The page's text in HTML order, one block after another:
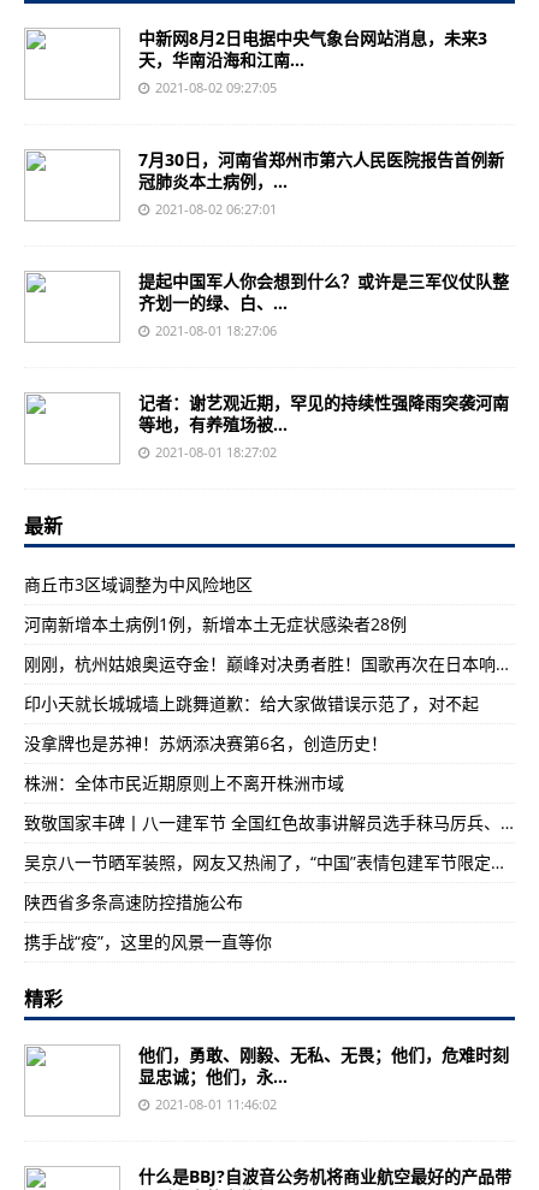
中新网8月2日电据中央气象台网站消息，未来3
天，华南沿海和江南...
2021-08-02 09:27:05
7月30日，河南省郑州市第六人民医院报告首例新
冠肺炎本土病例，...
2021-08-02 06:27:01
提起中国军人你会想到什么？或许是三军仪仗队整
齐划一的绿、白、...
2021-08-01 18:27:06
记者：谢艺观近期，罕见的持续性强降雨突袭河南
等地，有养殖场被...
2021-08-01 18:27:02
最新
​商丘市3区域调整为中风险地区
河南新增本土病例1例，新增本土无症状感染者28例
刚刚，杭州姑娘奥运夺金！巅峰对决勇者胜！国歌再次在日本响起！
印小天就长城城墙上跳舞道歉：给大家做错误示范了，对不起
没拿牌也是苏神！苏炳添决赛第6名，创造历史！
株洲：全体市民近期原则上不离开株洲市域
致敬国家丰碑丨八一建军节 全国红色故事讲解员选手秣马厉兵、备战大赛
吴京八一节晒军装照，网友又热闹了，“中国”表情包建军节限定款出炉！
陕西省多条高速防控措施公布
携手战“疫”，这里的风景一直等你
精彩
他们，勇敢、刚毅、无私、无畏；他们，危难时刻
显忠诚；他们，永...
2021-08-01 11:46:02
什么是BBJ?自波音公务机将商业航空最好的产品带